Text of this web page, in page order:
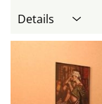
Details